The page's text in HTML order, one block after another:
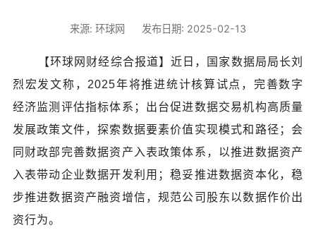
来源: 环球网 发布日期: 2025-02-13
【环球网财经综合报道】近日，国家数据局局长刘
烈宏发文称，2025年将推进统计核算试点，完善数字
经济监测评估指标体系；出台促进数据交易机构高质量
发展政策文件，探索数据要素价值实现模式和路径；会
同财政部完善数据资产入表政策体系，以推进数据资产
入表带动企业数据开发利用；稳妥推进数据资本化，稳
步推进数据资产融资增信，规范公司股东以数据作价出
资行为。